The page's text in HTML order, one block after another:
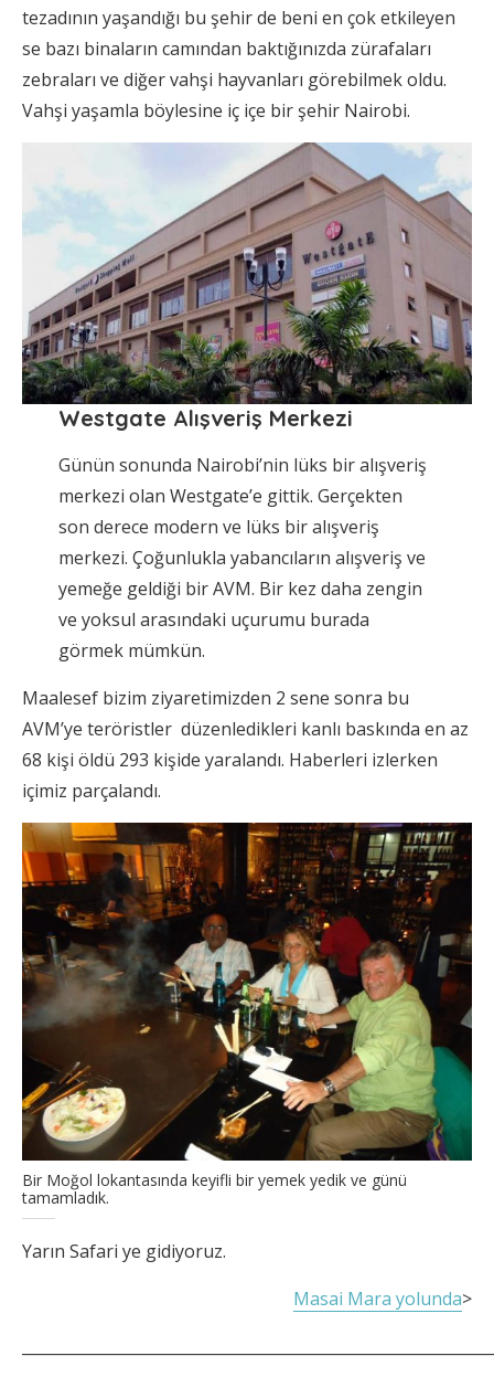
tezadının yaşandığı bu şehir de beni en çok etkileyen
se bazı binaların camından baktığınızda zürafaları
zebraları ve diğer vahşi hayvanları görebilmek oldu.
Vahşi yaşamla böylesine iç içe bir şehir Nairobi.
Westgate Alışveriş Merkezi
Günün sonunda Nairobi’nin lüks bir alışveriş
merkezi olan Westgate’e gittik. Gerçekten
son derece modern ve lüks bir alışveriş
merkezi. Çoğunlukla yabancıların alışveriş ve
yemeğe geldiği bir AVM. Bir kez daha zengin
ve yoksul arasındaki uçurumu burada
görmek mümkün.
Maalesef bizim ziyaretimizden 2 sene sonra bu
AVM’ye teröristler düzenledikleri kanlı baskında en az
68 kişi öldü 293 kişide yaralandı. Haberleri izlerken
içimiz parçalandı.
Bir Moğol lokantasında keyifli bir yemek yedik ve günü
tamamladık.
Yarın Safari ye gidiyoruz.
Masai Mara yolunda>